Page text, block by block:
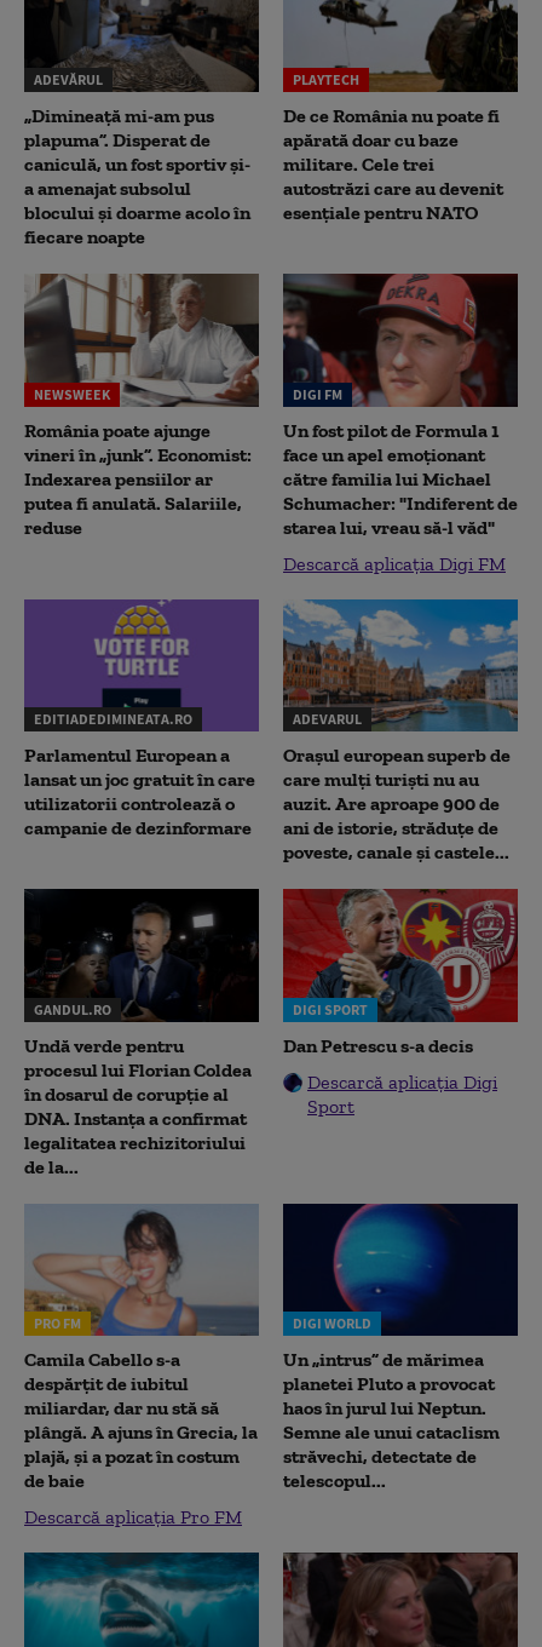
ADEVĂRUL
„Dimineață mi-am pus
plapuma”. Disperat de
caniculă, un fost sportiv și-
a amenajat subsolul
blocului și doarme acolo în
fiecare noapte
PLAYTECH
De ce România nu poate fi
apărată doar cu baze
militare. Cele trei
autostrăzi care au devenit
esențiale pentru NATO
NEWSWEEK
România poate ajunge
vineri în „junk”. Economist:
Indexarea pensiilor ar
putea fi anulată. Salariile,
reduse
DIGI FM
Un fost pilot de Formula 1
face un apel emoționant
către familia lui Michael
Schumacher: "Indiferent de
starea lui, vreau să-l văd"
Descarcă aplicația Digi FM
EDITIADEDIMINEATA.RO
Parlamentul European a
lansat un joc gratuit în care
utilizatorii controlează o
campanie de dezinformare
ADEVARUL
Orașul european superb de
care mulți turiști nu au
auzit. Are aproape 900 de
ani de istorie, străduțe de
poveste, canale și castele...
GANDUL.RO
Undă verde pentru
procesul lui Florian Coldea
în dosarul de corupție al
DNA. Instanța a confirmat
legalitatea rechizitoriului
de la...
DIGI SPORT
Dan Petrescu s-a decis
Descarcă aplicația Digi
Sport
PRO FM
Camila Cabello s-a
despărțit de iubitul
miliardar, dar nu stă să
plângă. A ajuns în Grecia, la
plajă, și a pozat în costum
de baie
Descarcă aplicația Pro FM
DIGI WORLD
Un „intrus” de mărimea
planetei Pluto a provocat
haos în jurul lui Neptun.
Semne ale unui cataclism
străvechi, detectate de
telescopul...